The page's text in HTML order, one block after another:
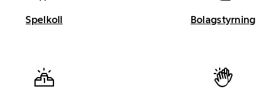
Spelkoll Bolagstyrning